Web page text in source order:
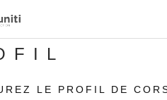
LE PROFIL DE